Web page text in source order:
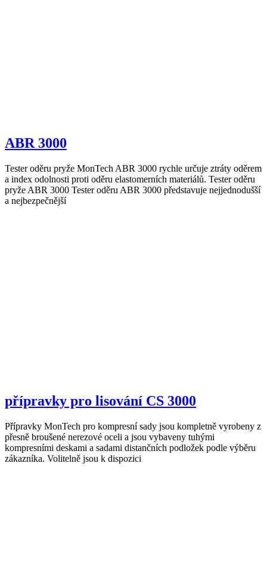
ABR 3000
Tester oděru pryže MonTech ABR 3000 rychle určuje ztráty oděrem
a index odolnosti proti oděru elastomerních materiálů. Tester oděru
pryže ABR 3000 Tester oděru ABR 3000 představuje nejjednodušší
a nejbezpečnější
přípravky pro lisování CS 3000
Přípravky MonTech pro kompresní sady jsou kompletně vyrobeny z
přesně broušené nerezové oceli a jsou vybaveny tuhými
kompresními deskami a sadami distančních podložek podle výběru
zákazníka. Volitelně jsou k dispozici